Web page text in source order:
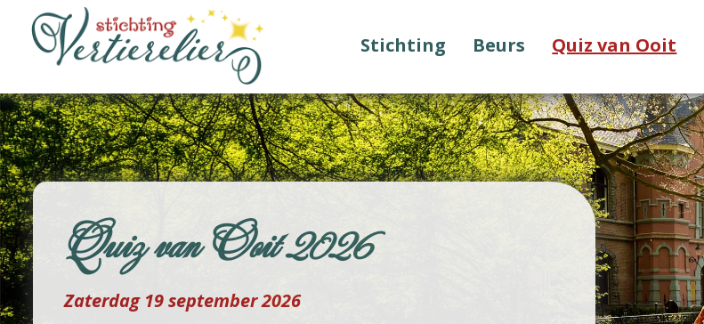
Stichting Beurs Quiz van Ooit
Quiz van Ooit 2026
Zaterdag 19 september 2026